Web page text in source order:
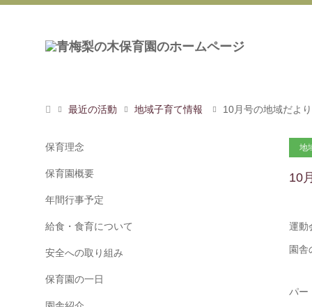
最近の活動 地域子育て情報 10月号の地域だよ
地
10
運動
園舎
パー
保育理念
保育園概要
年間行事予定
給食・食育について
安全への取り組み
保育園の一日